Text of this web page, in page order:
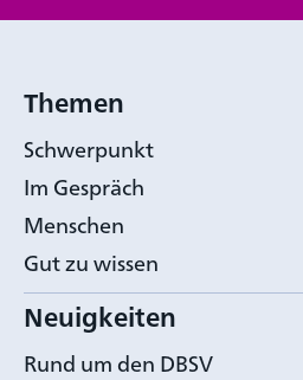
Themen
Schwerpunkt
Im Gespräch
Menschen
Gut zu wissen
Neuigkeiten
Rund um den DBSV